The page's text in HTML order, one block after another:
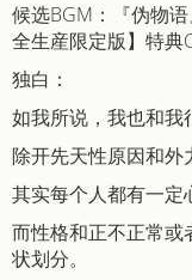
候选BGM：『伪物
全生産限定版】特典
独白：
如我所说，我也和我
除开先天性原因和外
其实每个人都有一定
而性格和正不正常或
状划分。